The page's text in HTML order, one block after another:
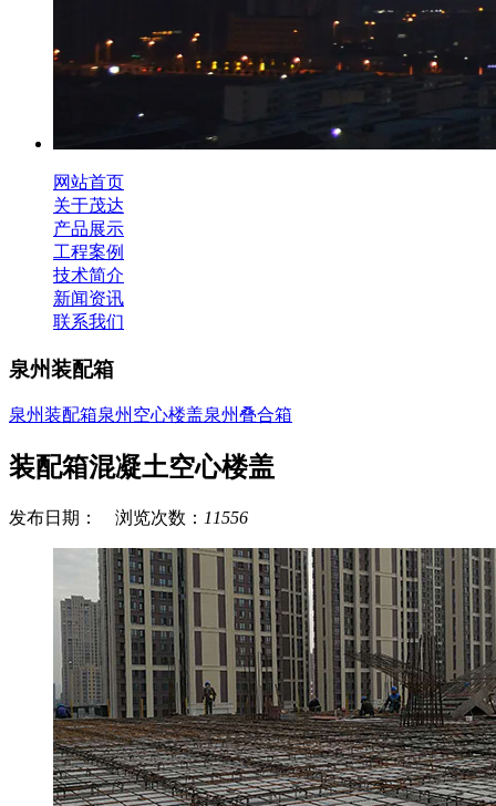
网站首页
关于茂达
产品展示
工程案例
技术简介
新闻资讯
联系我们
泉州装配箱
泉州装配箱泉州空心楼盖泉州叠合箱
装配箱混凝土空心楼盖
发布日期： 浏览次数： 11556